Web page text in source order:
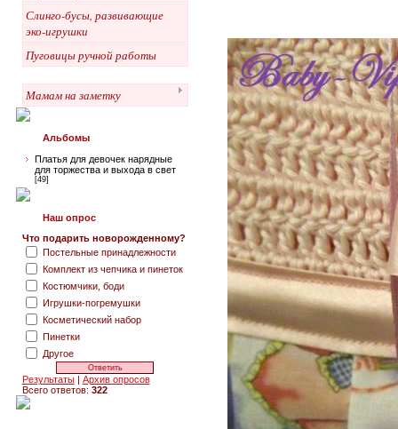
Слинго-бусы, развивающие
эко-игрушки
Пуговицы ручной работы
Мамам на заметку
Альбомы
Платья для девочек нарядные
для торжества и выхода в свет
[49]
Наш опрос
Что подарить новорожденному?
Постельные принадлежности
Комплект из чепчика и пинеток
Костюмчики, боди
Игрушки-погремушки
Косметический набор
Пинетки
Другое
Результаты| Архив опросов
Всего ответов: 322